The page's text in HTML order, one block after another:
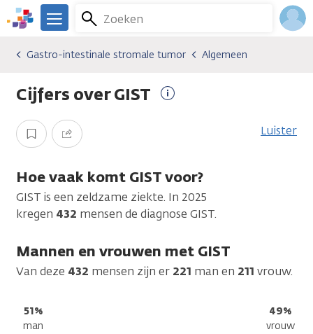
Overslaan
en
gaan
We
er
je.
Zoeken
Menu
Kankersoorten
Gastro-intestinale stromale tumor
Algemeen
Gastro-intestinale stromale tumor Algemeen
Cijfers over GIST
Opslaan Delen Luister
Hoe vaak komt GIST voor?
GIST is een zeldzame ziekte. In 2025
kregen 432 mensen de diagnose GIST.
Mannen en vrouwen met GIST
Van deze 432 mensen zijn er 221 man en 211 vrouw.
51%
man
49%
vrouw